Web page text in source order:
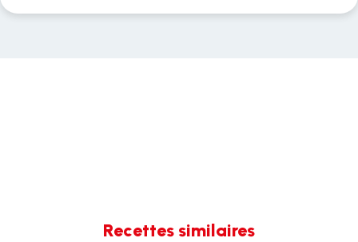
Recettes similaires